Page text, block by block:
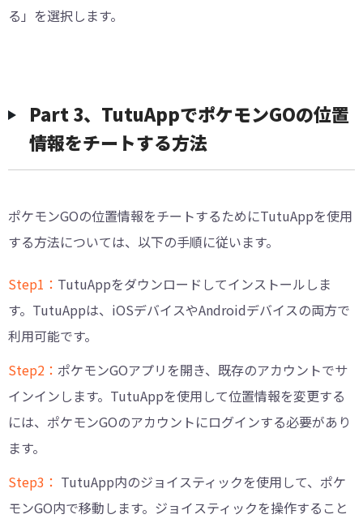
る」を選択します。
Part 3、TutuAppでポケモンGOの位置
情報をチートする方法
ポケモンGOの位置情報をチートするためにTutuAppを使用
する方法については、以下の手順に従います。
Step1： TutuAppをダウンロードしてインストールしま
す。TutuAppは、iOSデバイスやAndroidデバイスの両方で
利用可能です。
Step2： ポケモンGOアプリを開き、既存のアカウントでサ
インインします。TutuAppを使用して位置情報を変更する
には、ポケモンGOのアカウントにログインする必要があり
ます。
Step3： TutuApp内のジョイスティックを使用して、ポケ
モンGO内で移動します。ジョイスティックを操作すること